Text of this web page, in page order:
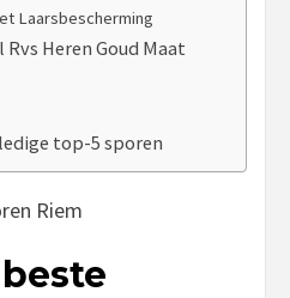
Laarsbescherming
Heren Goud Maat
top-5 sporen
Riem